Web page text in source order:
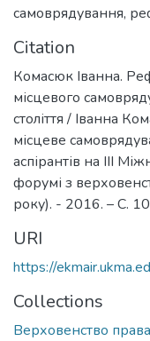
самоврядування,
Citation
Комасюк Іванна.
місцевого
століття / Іванна
місцеве
аспірантів на ІІІ
форумі з
року). - 2016. – С.
URI
https://
Collections
Верховенство